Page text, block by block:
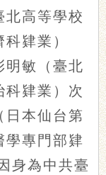
北高等學校
肄業）
明敏（臺北
科肄業）次
日本仙台第
學專門部肄
身為中共臺